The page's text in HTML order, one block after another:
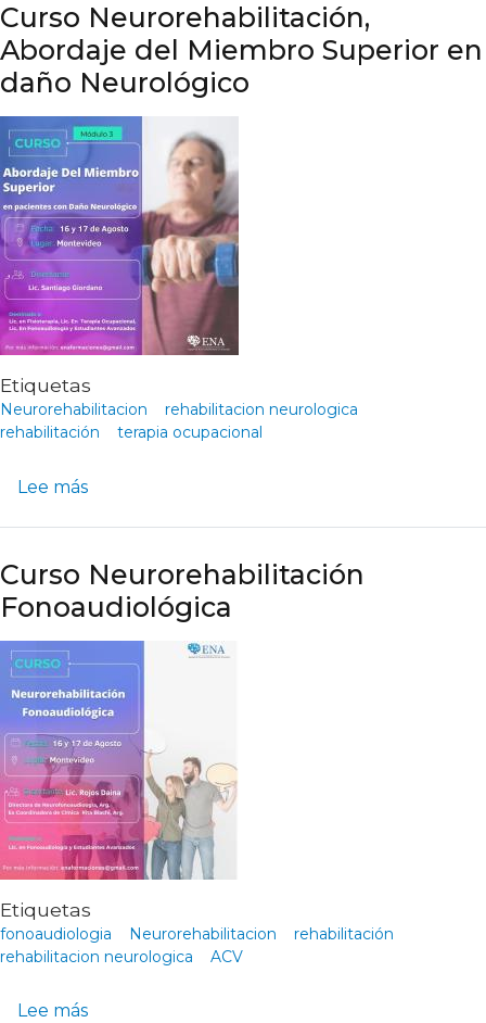
Curso Neurorehabilitación,
Abordaje del Miembro Superior en
daño Neurológico
Etiquetas
Neurorehabilitacion
rehabilitacion neurologica
rehabilitación
terapia ocupacional
Lee mássobre Curso Neurorehabilitación, Abordaje
Curso Neurorehabilitación
Fonoaudiológica
Etiquetas
fonoaudiologia Neurorehabilitacion
rehabilitación
rehabilitacion neurologica
ACV
Lee mássobre Curso Neurorehabilitación